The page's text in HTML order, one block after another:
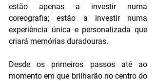
estão apenas a investir numa
coreografia; estão a investir numa
experiência única e personalizada que
criará memórias duradouras.
Desde os primeiros passos até ao
momento em que brilharão no centro do